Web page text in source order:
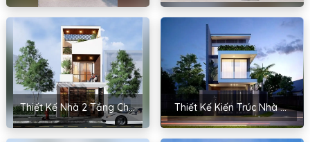
Thiết Kế Nhà 2 Tầng Chị Hoa – Yên Phong, Bắc Ninh Thiết Kế Kiến Trúc Nhà Phố 2 Tầng Cho Anh Tuân – Bắc Giang